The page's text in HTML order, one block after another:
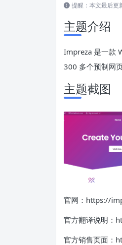
提醒：本文最后更
主题介绍
Impreza 是一款
300 多个预制网
主题截图
官网：https://
官方翻译说明：
官方销售页面：